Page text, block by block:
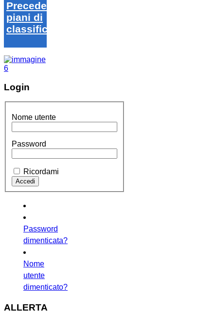
Precedenti
piani di
classifica
Login
Nome utente
Password
Ricordami
Password
dimenticata?
Nome
utente
dimenticato?
ALLERTA